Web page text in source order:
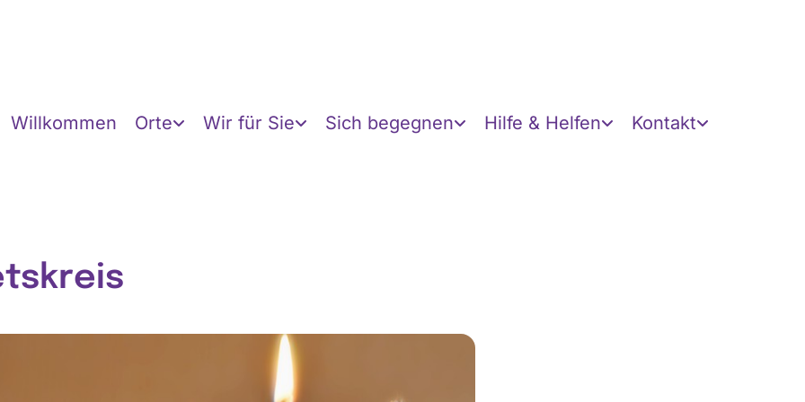
Willkommen Orte Wir für Sie Sich begegnen Hilfe & Helfen Kontakt